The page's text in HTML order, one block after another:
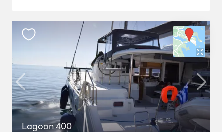
Lagoon 400